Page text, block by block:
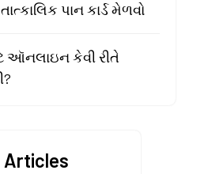
પાન કાર્ડ મેળવો
ઑનલાઇન કેવી રીતે
Articles